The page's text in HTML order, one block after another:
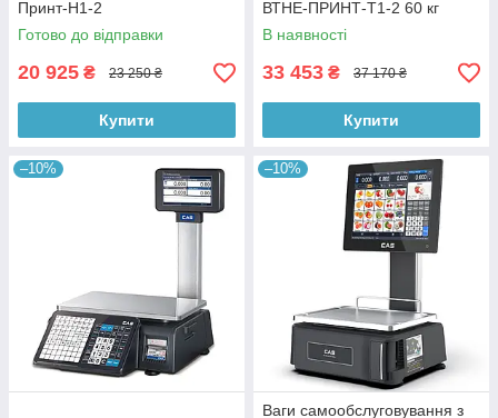
Принт-Н1-2
Готово до відправки
20 925 ₴ 23 250 ₴
Купити
ВТНЕ-ПРИНТ-Т1-2 60 кг
В наявності
33 453 ₴ 37 170 ₴
Купити
–10% –10%
Ваги самообслуговування з